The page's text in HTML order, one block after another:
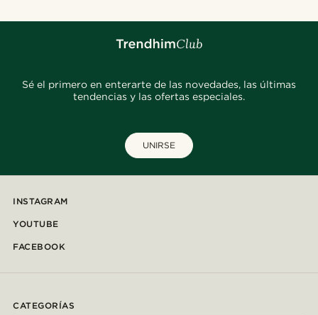
Sé el primero en enterarte de las novedades, las últimas
tendencias y las ofertas especiales.
UNIRSE
INSTAGRAM
YOUTUBE
FACEBOOK
CATEGORÍAS